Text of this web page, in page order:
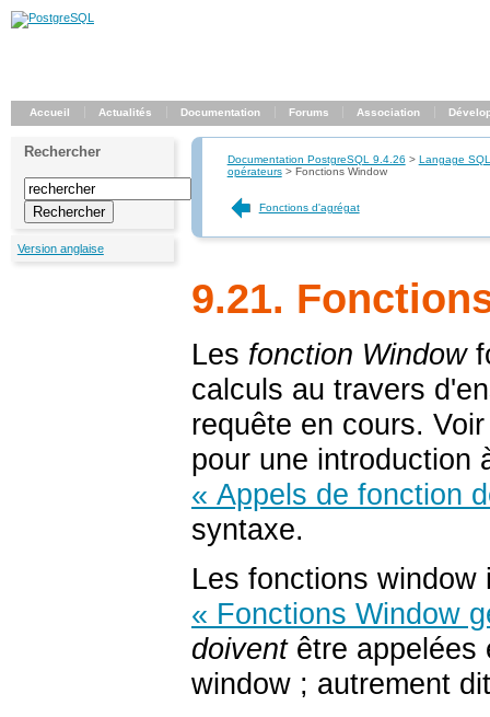
Accueil Actualités Documentation Forums Association
Rechercher
Version anglaise
Documentation PostgreSQL 9.4.26 > Langage SQL
opérateurs> Fonctions Window
Fonctions d'agrégat
9.21.
Les fonction Window
calculs au travers
requête en cours.
pour une
« Appels de fonction
syntaxe.
Les fonctions
« Fonctions Window
doiventêtre appelées
window ; autrement